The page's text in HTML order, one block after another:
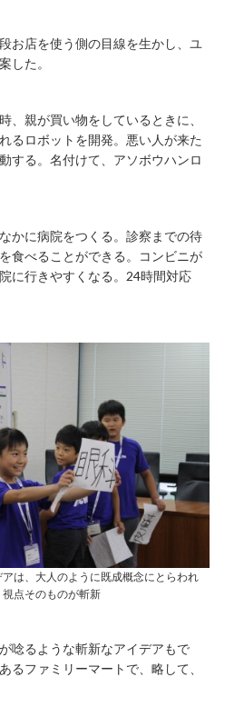
お店を使う側の目線を生かし、ユ
した。
、親が買い物をしているときに、
るロボットを開発。悪い人が来た
する。名付けて、アソボウハンロ
かに病院をつくる。診察までの待
食べることができる。コンビニが
に行きやすくなる。24時間対応
は、大人のように既成概念にとらわれ
視点そのものが斬新
唸るような斬新なアイデアもで
るファミリーマートで、略して、